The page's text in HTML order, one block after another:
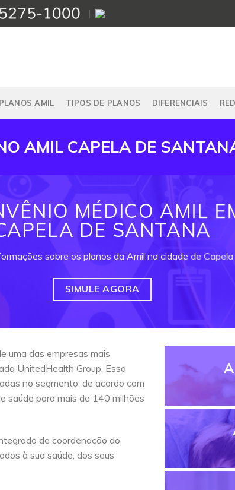
PLANOS AMIL TIPOS DE PLANOS DIFERENCIAIS
AMIL CAPELA DE
MÉDICO AMIL
DE SANTANA
sobre os planos da Amil na cidade de
SIMULE AGORA
uma das empresas mais
UnitedHealth Group. Essa
no segmento, de acordo com
saúde para mais de 140 milhões
de coordenação do
à sua saúde, dos seus